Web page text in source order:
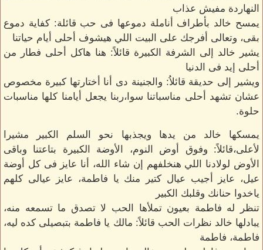
النهاردة مفيش عذاب
يمسح خالد بأطراف أناملة دموعها فى حب قائلة: كفاية دموع
بقى، وتعالى أفرجك على البيت اللي هيشوف أحلى أيام حياتنا
يشير خالد إلى الشرفة الكبيرة قائلاً: هنا هاكل أحلى فطار من
أحلى إيد فى الدنيا
ويشير إلى حديقة قائلاُ: والجنينة دى أنا أختارتها كبيرة مخصوص
عشان تشهد أحلى مناسباتنا سوا،ربنا يجعل أيامنا كلها مناسبات
حلوة.
يمسكها خالد من يدها ويجذبها نحو السلم الكبير مشيرا
لأعلى،قائلاً: وفوق أوض النوم، الأوضة الكبيرة بتاعتنا وباقى
الأوض لولادنا اللي هنخلفهم إن شاء الله، أنا عايز فى كل أوضة
عيل، عايز أجيب عيال كتير منك يا فاطمة، عايز عيالى كلهم
ياخدوا حنانك وقلبك الكبير
تنظر له فاطمة بعيون تملأها الحب لا تصدق ما تسمعه منه،
يبادلها خالد نظرات الحب قائلاً: مالك يا فاطمة بتبصيلى كده ليه،
فاطمة، فاطمة